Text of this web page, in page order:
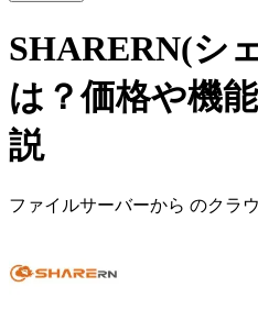
SHARERN(シ
は？価格や機
説
ファイルサーバーから のクラ